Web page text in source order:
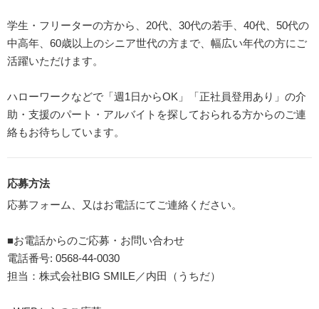
学生・フリーターの方から、20代、30代の若手、40代、50代の
中高年、60歳以上のシニア世代の方まで、幅広い年代の方にご
活躍いただけます。
ハローワークなどで「週1日からOK」「正社員登用あり」の介
助・支援のパート・アルバイトを探しておられる方からのご連
絡もお待ちしています。
応募方法
応募フォーム、又はお電話にてご連絡ください。
■お電話からのご応募・お問い合わせ
電話番号: 0568-44-0030
担当：株式会社BIG SMILE／内田（うちだ）